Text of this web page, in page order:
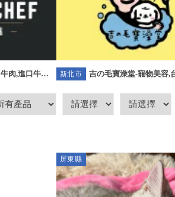
肉,進口牛肉
新北市
吉の毛寶澡堂-寵物美容,
容
屏東縣